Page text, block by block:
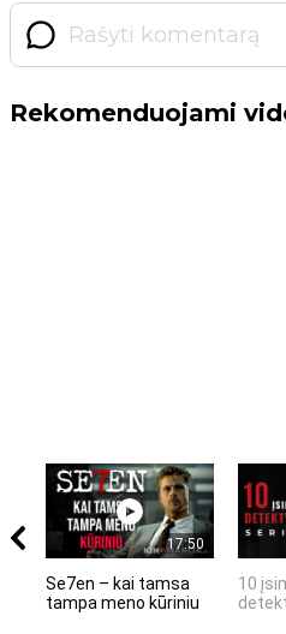
Rekomenduojami
17:50
Se7en – kai tamsa
tampa meno kūriniu
10